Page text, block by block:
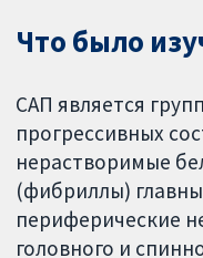
Что было
САП является
прогрессивных
нерастворимые
(фибриллы)
периферические
головного и